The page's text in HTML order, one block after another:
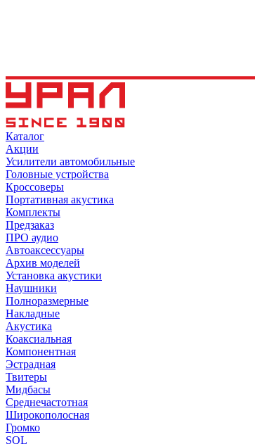
Каталог
Акции
Усилители автомобильные
Головные устройства
Кроссоверы
Портативная акустика
Комплекты
Предзаказ
ПРО аудио
Автоаксессуары
Архив моделей
Установка акустики
Наушники
Полноразмерные
Накладные
Акустика
Коаксиальная
Компонентная
Эстрадная
Твитеры
Мидбасы
Среднечастотная
Широкополосная
Громко
SQL